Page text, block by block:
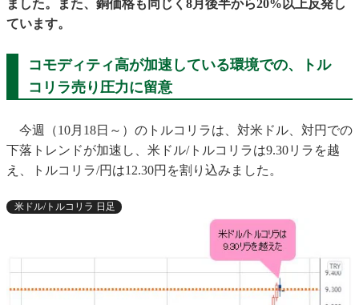
ました。また、銅価格も同じく8月後半から20%以上反発し
ています。
コモディティ高が加速している環境での、トル
コリラ売り圧力に留意
今週（10月18日～）のトルコリラは、対米ドル、対円での
下落トレンドが加速し、米ドル/トルコリラは9.30リラを越
え、トルコリラ/円は12.30円を割り込みました。
米ドル/トルコリラ 日足